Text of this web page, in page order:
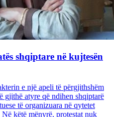
shqiptare në kujtesën
e një apeli të përgjithshëm
gjithë atyre që ndihen shqiptarë
të organizuara në qytetet
këtë mënyrë, protestat nuk